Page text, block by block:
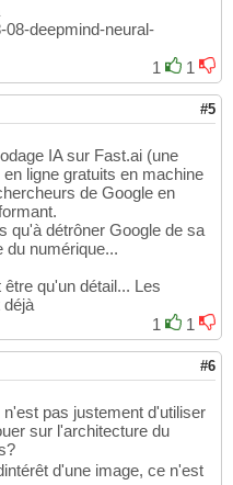
deepmind-neural-
1
1
#5
IA sur Fast.ai (une
ligne gratuits en machine
de Google en
qu'à détrôner Google de sa
du numérique...
qu'un détail... Les
déjà
1
1
#6
pas justement d'utiliser
sur l'architecture du
d'une image, ce n'est